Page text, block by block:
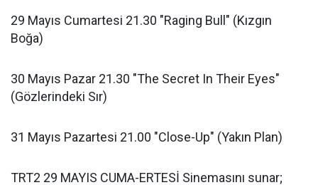
29 Mayıs Cumartesi 21.30 "Raging Bull" (Kızgın
Boğa)
30 Mayıs Pazar 21.30 "The Secret In Their Eyes"
(Gözlerindeki Sır)
31 Mayıs Pazartesi 21.00 "Close-Up" (Yakın Plan)
TRT2 29 MAYIS CUMA-ERTESİ Sinemasını sunar;